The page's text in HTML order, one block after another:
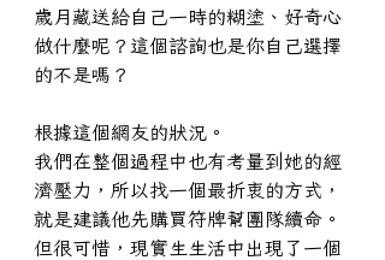
歲月藏送給自己一時的糊塗、好奇心
做什麼呢？這個諮詢也是你自己選擇
的不是嗎？
根據這個網友的狀況。
我們在整個過程中也有考量到她的經
濟壓力，所以找一個最折衷的方式，
就是建議他先購買符牌幫團隊續命。
但很可惜，現實生生活中出現了一個